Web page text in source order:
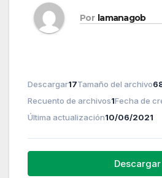
Por lamanagob
Descargar17Tamaño del archivo
Recuento de archivos1Fecha de
Última actualización10/06/2021
Descargar